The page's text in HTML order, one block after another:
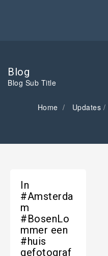
Blog
Blog Sub Title
Home Updates /
In
#Amsterda
m
#BosenLo
mmer een
#huis
gefotograf